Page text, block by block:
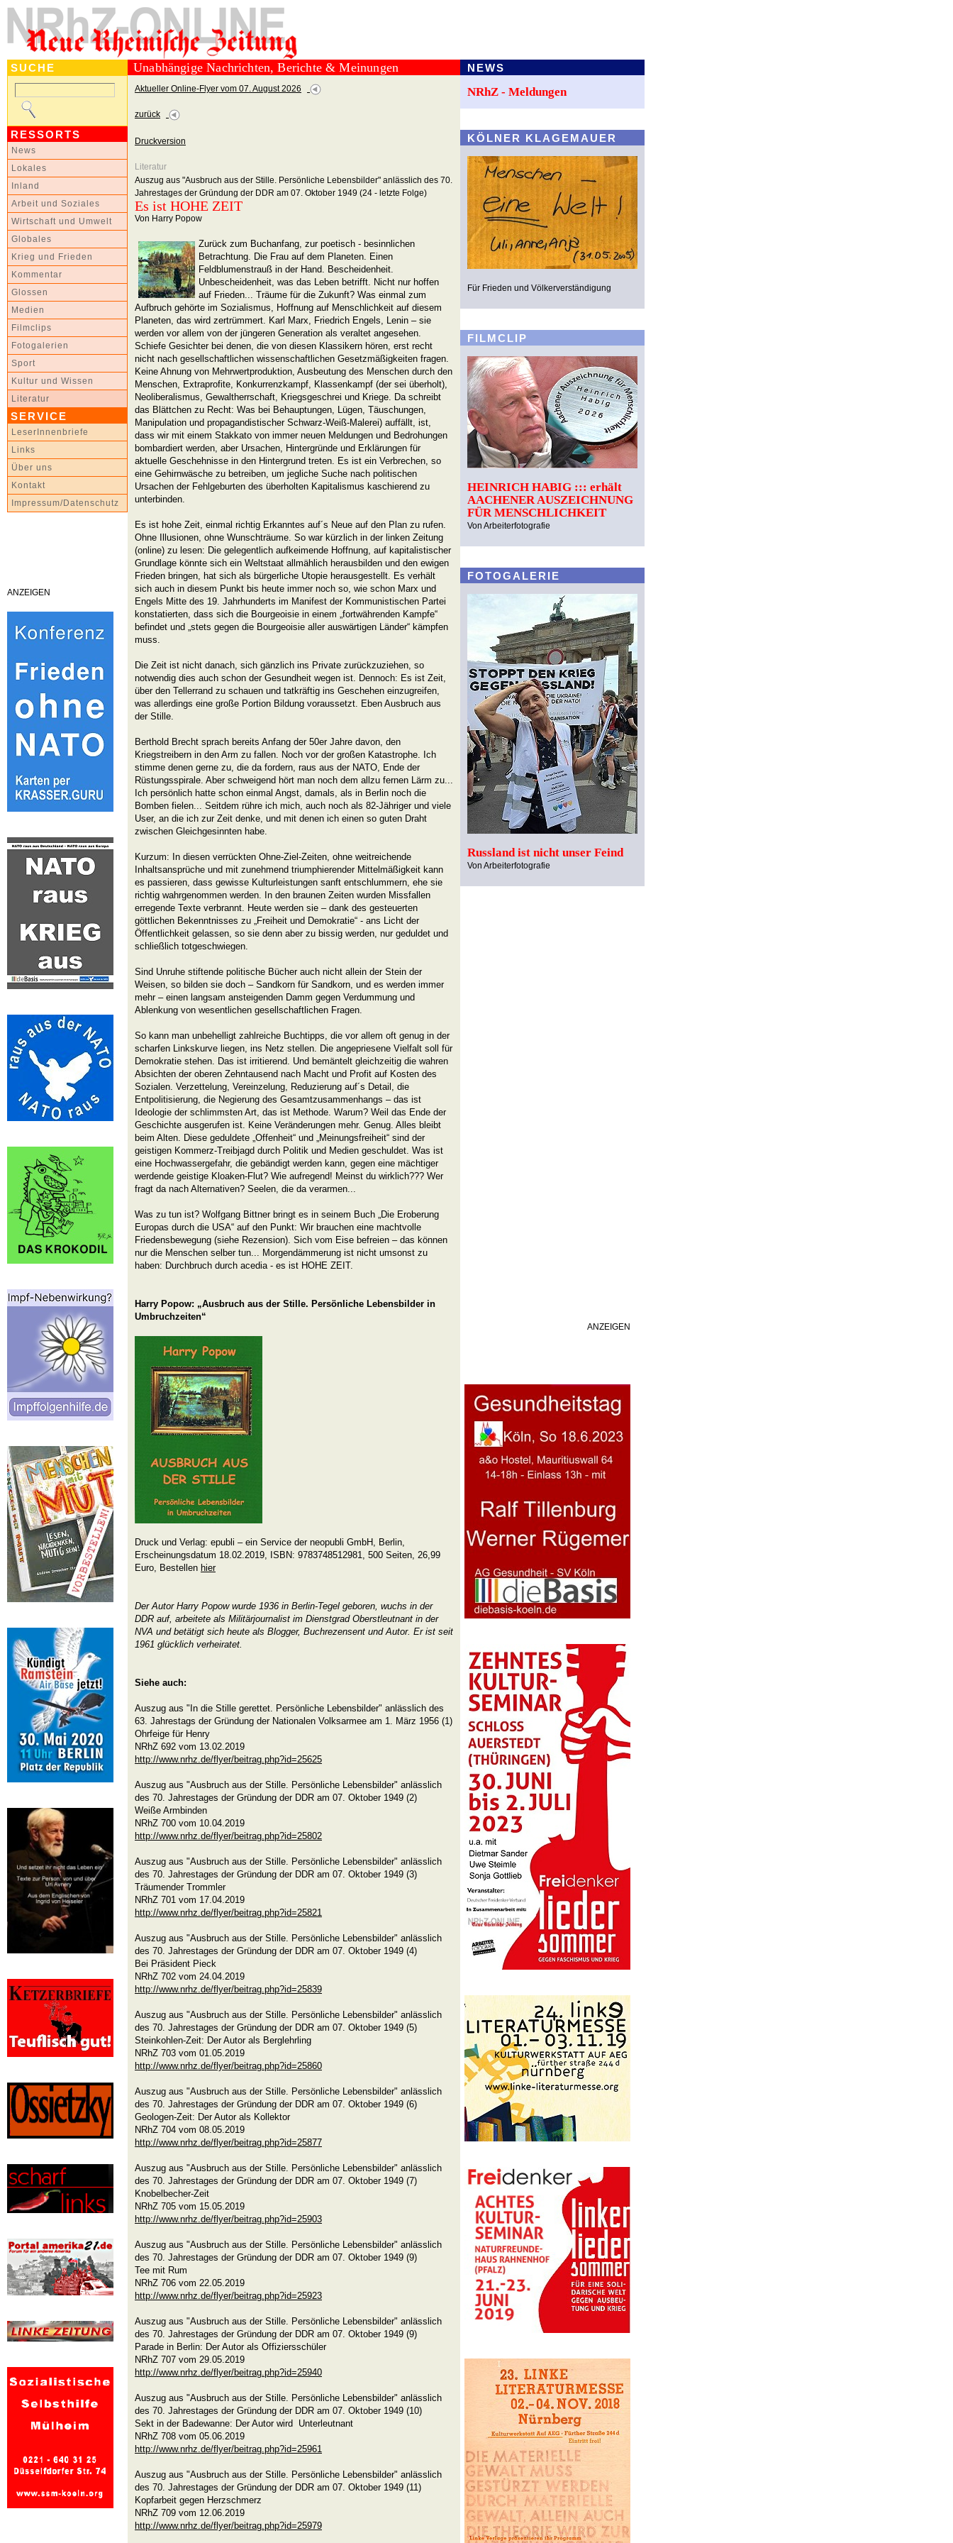
SUCHE
RESSORTS
News
Lokales
Inland
Arbeit und Soziales
Wirtschaft und Umwelt
Globales
Krieg und Frieden
Kommentar
Glossen
Medien
Filmclips
Fotogalerien
Sport
Kultur und Wissen
Literatur
SERVICE
LeserInnenbriefe
Links
Über uns
Kontakt
Impressum/Datenschutz
ANZEIGEN
Unabhängige Nachrichten, Berichte & Meinungen
Aktueller Online-Flyer vom 07. August 2026
zurück
Druckversion
Literatur
Auszug aus "Ausbruch aus der Stille. Persönliche Lebensbilder" anlässlich des 70.
Jahrestages der Gründung der DDR am 07. Oktober 1949 (24 - letzte Folge)
Es ist HOHE ZEIT
Von Harry Popow
Zurück zum Buchanfang, zur poetisch - besinnlichen
Betrachtung. Die Frau auf dem Planeten. Einen
Feldblumenstrauß in der Hand. Bescheidenheit.
Unbescheidenheit, was das Leben betrifft. Nicht nur hoffen
auf Frieden... Träume für die Zukunft? Was einmal zum
Aufbruch gehörte im Sozialismus, Hoffnung auf Menschlichkeit auf diesem
Planeten, das wird zertrümmert. Karl Marx, Friedrich Engels, Lenin – sie
werden vor allem von der jüngeren Generation als veraltet angesehen.
Schiefe Gesichter bei denen, die von diesen Klassikern hören, erst recht
nicht nach gesellschaftlichen wissenschaftlichen Gesetzmäßigkeiten fragen.
Keine Ahnung von Mehrwertproduktion, Ausbeutung des Menschen durch den
Menschen, Extraprofite, Konkurrenzkampf, Klassenkampf (der sei überholt),
Neoliberalismus, Gewaltherrschaft, Kriegsgeschrei und Kriege. Da schreibt
das Blättchen zu Recht: Was bei Behauptungen, Lügen, Täuschungen,
Manipulation und propagandistischer Schwarz-Weiß-Malerei) auffällt, ist,
dass wir mit einem Stakkato von immer neuen Meldungen und Bedrohungen
bombardiert werden, aber Ursachen, Hintergründe und Erklärungen für
aktuelle Geschehnisse in den Hintergrund treten. Es ist ein Verbrechen, so
eine Gehirnwäsche zu betreiben, um jegliche Suche nach politischen
Ursachen der Fehlgeburten des überholten Kapitalismus kaschierend zu
unterbinden.
Es ist hohe Zeit, einmal richtig Erkanntes auf´s Neue auf den Plan zu rufen.
Ohne Illusionen, ohne Wunschträume. So war kürzlich in der linken Zeitung
(online) zu lesen: Die gelegentlich aufkeimende Hoffnung, auf kapitalistischer
Grundlage könnte sich ein Weltstaat allmählich herausbilden und den ewigen
Frieden bringen, hat sich als bürgerliche Utopie herausgestellt. Es verhält
sich auch in diesem Punkt bis heute immer noch so, wie schon Marx und
Engels Mitte des 19. Jahrhunderts im Manifest der Kommunistischen Partei
konstatierten, dass sich die Bourgeoisie in einem „fortwährenden Kampfe“
befindet und „stets gegen die Bourgeoisie aller auswärtigen Länder“ kämpfen
muss.
Die Zeit ist nicht danach, sich gänzlich ins Private zurückzuziehen, so
notwendig dies auch schon der Gesundheit wegen ist. Dennoch: Es ist Zeit,
über den Tellerrand zu schauen und tatkräftig ins Geschehen einzugreifen,
was allerdings eine große Portion Bildung voraussetzt. Eben Ausbruch aus
der Stille.
Berthold Brecht sprach bereits Anfang der 50er Jahre davon, den
Kriegstreibern in den Arm zu fallen. Noch vor der großen Katastrophe. Ich
stimme denen gerne zu, die da fordern, raus aus der NATO, Ende der
Rüstungsspirale. Aber schweigend hört man noch dem allzu fernen Lärm zu...
Ich persönlich hatte schon einmal Angst, damals, als in Berlin noch die
Bomben fielen... Seitdem rühre ich mich, auch noch als 82-Jähriger und viele
User, an die ich zur Zeit denke, und mit denen ich einen so guten Draht
zwischen Gleichgesinnten habe.
Kurzum: In diesen verrückten Ohne-Ziel-Zeiten, ohne weitreichende
Inhaltsansprüche und mit zunehmend triumphierender Mittelmäßigkeit kann
es passieren, dass gewisse Kulturleistungen sanft entschlummern, ehe sie
richtig wahrgenommen werden. In den braunen Zeiten wurden Missfallen
erregende Texte verbrannt. Heute werden sie – dank des gesteuerten
göttlichen Bekenntnisses zu „Freiheit und Demokratie“ - ans Licht der
Öffentlichkeit gelassen, so sie denn aber zu bissig werden, nur geduldet und
schließlich totgeschwiegen.
Sind Unruhe stiftende politische Bücher auch nicht allein der Stein der
Weisen, so bilden sie doch – Sandkorn für Sandkorn, und es werden immer
mehr – einen langsam ansteigenden Damm gegen Verdummung und
Ablenkung von wesentlichen gesellschaftlichen Fragen.
So kann man unbehelligt zahlreiche Buchtipps, die vor allem oft genug in der
scharfen Linkskurve liegen, ins Netz stellen. Die angepriesene Vielfalt soll für
Demokratie stehen. Das ist irritierend. Und bemäntelt gleichzeitig die wahren
Absichten der oberen Zehntausend nach Macht und Profit auf Kosten des
Sozialen. Verzettelung, Vereinzelung, Reduzierung auf´s Detail, die
Entpolitisierung, die Negierung des Gesamtzusammenhangs – das ist
Ideologie der schlimmsten Art, das ist Methode. Warum? Weil das Ende der
Geschichte ausgerufen ist. Keine Veränderungen mehr. Genug. Alles bleibt
beim Alten. Diese geduldete „Offenheit“ und „Meinungsfreiheit“ sind der
geistigen Kommerz-Treibjagd durch Politik und Medien geschuldet. Was ist
eine Hochwassergefahr, die gebändigt werden kann, gegen eine mächtiger
werdende geistige Kloaken-Flut? Wie aufregend! Meinst du wirklich??? Wer
fragt da nach Alternativen? Seelen, die da verarmen...
Was zu tun ist? Wolfgang Bittner bringt es in seinem Buch „Die Eroberung
Europas durch die USA“ auf den Punkt: Wir brauchen eine machtvolle
Friedensbewegung (siehe Rezension). Sich vom Eise befreien – das können
nur die Menschen selber tun... Morgendämmerung ist nicht umsonst zu
haben: Durchbruch durch acedia - es ist HOHE ZEIT.
Harry Popow: „Ausbruch aus der Stille. Persönliche Lebensbilder in
Umbruchzeiten“
Druck und Verlag: epubli – ein Service der neopubli GmbH, Berlin,
Erscheinungsdatum 18.02.2019, ISBN: 9783748512981, 500 Seiten, 26,99
Euro, Bestellen hier
Der Autor Harry Popow wurde 1936 in Berlin-Tegel geboren, wuchs in der
DDR auf, arbeitete als Militärjournalist im Dienstgrad Oberstleutnant in der
NVA und betätigt sich heute als Blogger, Buchrezensent und Autor. Er ist seit
1961 glücklich verheiratet.
Siehe auch:
Auszug aus "In die Stille gerettet. Persönliche Lebensbilder" anlässlich des
63. Jahrestags der Gründung der Nationalen Volksarmee am 1. März 1956 (1)
Ohrfeige für Henry
NRhZ 692 vom 13.02.2019
http://www.nrhz.de/flyer/beitrag.php?id=25625
Auszug aus "Ausbruch aus der Stille. Persönliche Lebensbilder" anlässlich
des 70. Jahrestages der Gründung der DDR am 07. Oktober 1949 (2)
Weiße Armbinden
NRhZ 700 vom 10.04.2019
http://www.nrhz.de/flyer/beitrag.php?id=25802
Auszug aus "Ausbruch aus der Stille. Persönliche Lebensbilder" anlässlich
des 70. Jahrestages der Gründung der DDR am 07. Oktober 1949 (3)
Träumender Trommler
NRhZ 701 vom 17.04.2019
http://www.nrhz.de/flyer/beitrag.php?id=25821
Auszug aus "Ausbruch aus der Stille. Persönliche Lebensbilder" anlässlich
des 70. Jahrestages der Gründung der DDR am 07. Oktober 1949 (4)
Bei Präsident Pieck
NRhZ 702 vom 24.04.2019
http://www.nrhz.de/flyer/beitrag.php?id=25839
Auszug aus "Ausbruch aus der Stille. Persönliche Lebensbilder" anlässlich
des 70. Jahrestages der Gründung der DDR am 07. Oktober 1949 (5)
Steinkohlen-Zeit: Der Autor als Berglehrling
NRhZ 703 vom 01.05.2019
http://www.nrhz.de/flyer/beitrag.php?id=25860
Auszug aus "Ausbruch aus der Stille. Persönliche Lebensbilder" anlässlich
des 70. Jahrestages der Gründung der DDR am 07. Oktober 1949 (6)
Geologen-Zeit: Der Autor als Kollektor
NRhZ 704 vom 08.05.2019
http://www.nrhz.de/flyer/beitrag.php?id=25877
Auszug aus "Ausbruch aus der Stille. Persönliche Lebensbilder" anlässlich
des 70. Jahrestages der Gründung der DDR am 07. Oktober 1949 (7)
Knobelbecher-Zeit
NRhZ 705 vom 15.05.2019
http://www.nrhz.de/flyer/beitrag.php?id=25903
Auszug aus "Ausbruch aus der Stille. Persönliche Lebensbilder" anlässlich
des 70. Jahrestages der Gründung der DDR am 07. Oktober 1949 (9)
Tee mit Rum
NRhZ 706 vom 22.05.2019
http://www.nrhz.de/flyer/beitrag.php?id=25923
Auszug aus "Ausbruch aus der Stille. Persönliche Lebensbilder" anlässlich
des 70. Jahrestages der Gründung der DDR am 07. Oktober 1949 (9)
Parade in Berlin: Der Autor als Offiziersschüler
NRhZ 707 vom 29.05.2019
http://www.nrhz.de/flyer/beitrag.php?id=25940
Auszug aus "Ausbruch aus der Stille. Persönliche Lebensbilder" anlässlich
des 70. Jahrestages der Gründung der DDR am 07. Oktober 1949 (10)
Sekt in der Badewanne: Der Autor wird Unterleutnant
NRhZ 708 vom 05.06.2019
http://www.nrhz.de/flyer/beitrag.php?id=25961
Auszug aus "Ausbruch aus der Stille. Persönliche Lebensbilder" anlässlich
des 70. Jahrestages der Gründung der DDR am 07. Oktober 1949 (11)
Kopfarbeit gegen Herzschmerz
NRhZ 709 vom 12.06.2019
http://www.nrhz.de/flyer/beitrag.php?id=25979
NEWS
NRhZ - Meldungen
KÖLNER KLAGEMAUER
Für Frieden und Völkerverständigung
FILMCLIP
HEINRICH HABIG ::: erhält
AACHENER AUSZEICHNUNG
FÜR MENSCHLICHKEIT
Von Arbeiterfotografie
FOTOGALERIE
Russland ist nicht unser Feind
Von Arbeiterfotografie
ANZEIGEN